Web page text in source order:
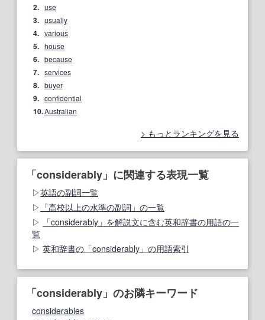
2. use
3. usually
4. various
5. house
6. because
7. services
8. buyer
9. confidential
10.Australian
もっとランキングを見る
「considerably」に関連する表現一覧
英語の副詞一覧
「高校以上の水準の副詞」の一覧
「considerably」を解説文に含む英和辞書の用語の一
覧
英和辞書の「considerably」の用語索引
「considerably」のお隣キーワード
considerables